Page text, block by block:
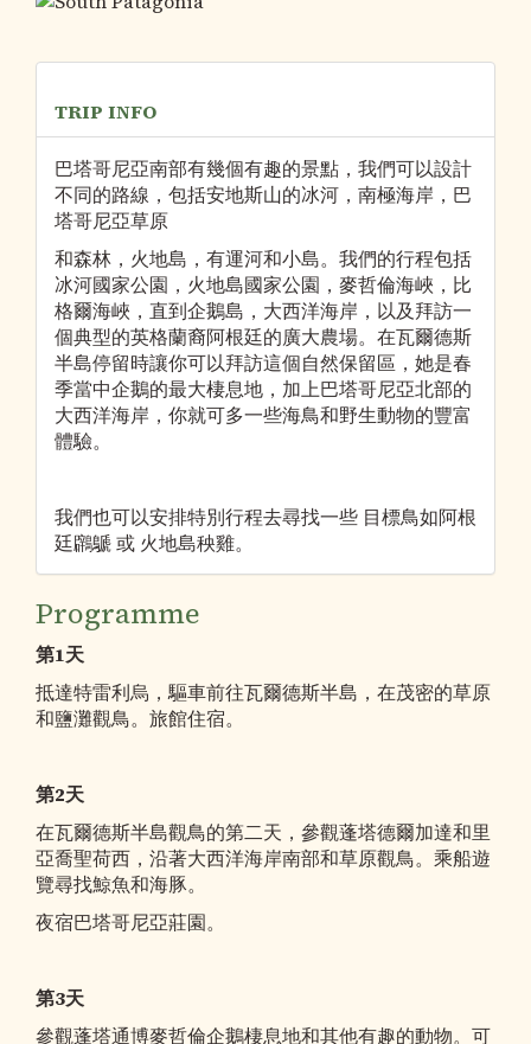
TRIP INFO
巴塔哥尼亞南部有幾個有趣的景點，我們可以設計
不同的路線，包括安地斯山的冰河，南極海岸，巴
塔哥尼亞草原
和森林，火地島，有運河和小島。我們的行程包括
冰河國家公園，火地島國家公園，麥哲倫海峽，比
格爾海峽，直到企鵝島，大西洋海岸，以及拜訪一
個典型的英格蘭裔阿根廷的廣大農場。在瓦爾德斯
半島停留時讓你可以拜訪這個自然保留區，她是春
季當中企鵝的最大棲息地，加上巴塔哥尼亞北部的
大西洋海岸，你就可多一些海鳥和野生動物的豐富
體驗。
我們也可以安排特別行程去尋找一些 目標鳥如阿根
廷鸊鷈 或 火地島秧雞。
Programme
第1天
抵達特雷利烏，驅車前往瓦爾德斯半島，在茂密的草原
和鹽灘觀鳥。旅館住宿。
第2天
在瓦爾德斯半島觀鳥的第二天，參觀蓬塔德爾加達和里
亞喬聖荷西，沿著大西洋海岸南部和草原觀鳥。乘船遊
覽尋找鯨魚和海豚。
夜宿巴塔哥尼亞莊園。
第3天
參觀蓬塔通博麥哲倫企鵝棲息地和其他有趣的動物。可